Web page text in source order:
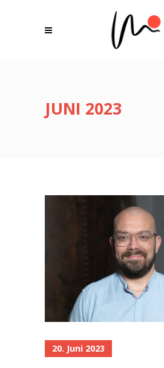
JUNI 2023
20. Juni 2023